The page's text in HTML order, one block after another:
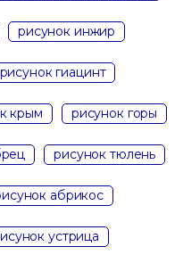
рисунок инжир
рисунок гиацинт
крым рисунок горы
рисунок тюлень
абрикос
устрица